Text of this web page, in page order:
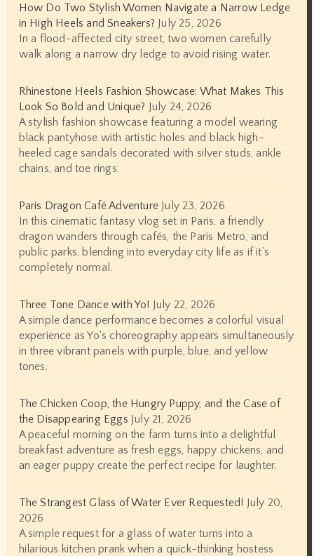
How Do Two Stylish Women Navigate a Narrow Ledge
in High Heels and Sneakers? July 25, 2026
In a flood-affected city street, two women carefully
walk along a narrow dry ledge to avoid rising water.
Rhinestone Heels Fashion Showcase: What Makes This
Look So Bold and Unique? July 24, 2026
A stylish fashion showcase featuring a model wearing
black pantyhose with artistic holes and black high-
heeled cage sandals decorated with silver studs, ankle
chains, and toe rings.
Paris Dragon Café Adventure July 23, 2026
In this cinematic fantasy vlog set in Paris, a friendly
dragon wanders through cafés, the Paris Metro, and
public parks, blending into everyday city life as if it’s
completely normal.
Three Tone Dance with Yo! July 22, 2026
A simple dance performance becomes a colorful visual
experience as Yo's choreography appears simultaneously
in three vibrant panels with purple, blue, and yellow
tones.
The Chicken Coop, the Hungry Puppy, and the Case of
the Disappearing Eggs July 21, 2026
A peaceful morning on the farm turns into a delightful
breakfast adventure as fresh eggs, happy chickens, and
an eager puppy create the perfect recipe for laughter.
The Strangest Glass of Water Ever Requested! July 20,
2026
A simple request for a glass of water turns into a
hilarious kitchen prank when a quick-thinking hostess